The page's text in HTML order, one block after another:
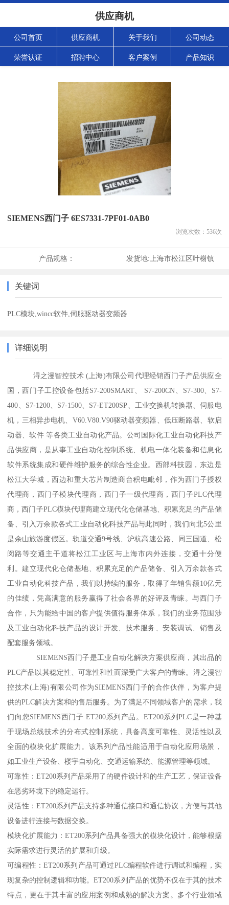
供应商机
公司首页 供应商机 关于我们 公司动态
荣誉认证 招聘中心 客户案例 产品知识
SIEMENS西门子 6ES7331-7PF01-0AB0
浏览次数： 536次
产品规格： 发货地: 上海市松江区叶榭镇
关键词
PLC模块,wincc软件,伺服驱动器变频器
详细说明
浔之漫智控技术 (上海)有限公司代理经销西门子产品供应全
国，西门子工控设备包括S7-200SMART、 S7-200CN、S7-300、S7-
400、S7-1200、S7-1500、S7-ET200SP、工业交换机转换器、伺服电
机，三相异步电机、V60.V80.V90驱动器变频器、低压断路器、软启
动器、软件 等各类工业自动化产品。公司国际化工业自动化科技产
品供应商，是从事工业自动化控制系统、机电一体化装备和信息化
软件系统集成和硬件维护服务的综合性企业。西部科技园，东边是
松江大学城，西边和重大芯片制造商台积电毗邻，作为西门子授权
代理商，西门子模块代理商，西门子一级代理商，西门子PLC代理
商，西门子PLC模块代理商建立现代化仓储基地、积累充足的产品储
备、引入万余款各式工业自动化科技产品与此同时，我们向北5公里
是余山旅游度假区。轨道交通9号线、沪杭高速公路、同三国道、松
闵路等交通主干道将松江工业区与上海市内外连接，交通十分便
利。建立现代化仓储基地、积累充足的产品储备、引入万余款各式
工业自动化科技产品，我们以持续的服务，取得了年销售额10亿元
的佳绩，凭高满意的服务赢得了社会各界的好评及青睐。与西门子
合作，只为能给中国的客户提供值得服务体系，我们的业务范围涉
及工业自动化科技产品的设计开发、技术服务、安装调试、销售及
配套服务领域。
SIEMENS西门子是工业自动化解决方案供应商，其出品的
PLC产品以其稳定性、可靠性和性而深受广大客户的青睐。浔之漫智
控技术(上海)有限公司作为SIEMENS西门子的合作伙伴，为客户提
供的PLC解决方案和的售后服务。为了满足不同领域客户的需求，我
们向您SIEMENS西门子 ET200系列产品。ET200系列PLC是一种基
于现场总线技术的分布式控制系统，具备高度可靠性、灵活性以及
全面的模块化扩展能力。该系列产品性能适用于自动化应用场景，
如工业生产设备、楼宇自动化、交通运输系统、能源管理等领域。
可靠性：ET200系列产品采用了的硬件设计和的生产工艺，保证设备
在恶劣环境下的稳定运行。
灵活性：ET200系列产品支持多种通信接口和通信协议，方便与其他
设备进行连接与数据交换。
模块化扩展能力：ET200系列产品具备强大的模块化设计，能够根据
实际需求进行灵活的扩展和升级。
可编程性：ET200系列产品可通过PLC编程软件进行调试和编程，实
现复杂的控制逻辑和功能。ET200系列产品的优势不仅在于其的技术
特点，更在于其丰富的应用案例和成熟的解决方案。多个行业领域